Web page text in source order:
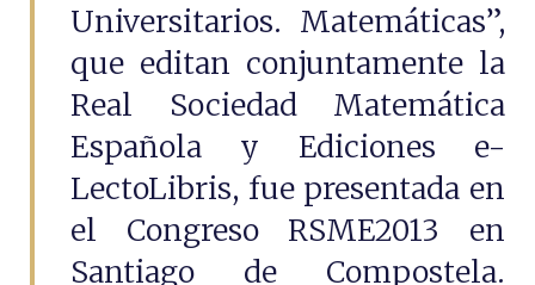
Universitarios. Matemáticas”,
que editan conjuntamente la
Real Sociedad Matemática
Española y Ediciones e-
LectoLibris, fue presentada en
el Congreso RSME2013 en
Santiago de Compostela.